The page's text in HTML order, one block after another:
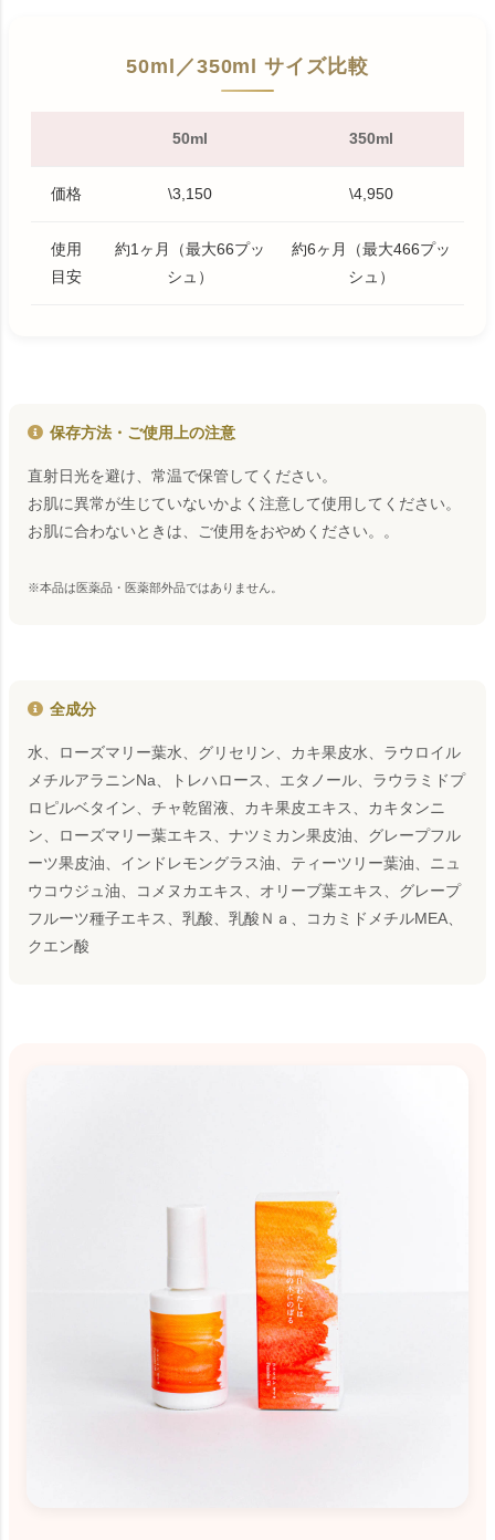
50ml／350ml サイズ比較
50ml 350ml
価格 \3,150 \4,950
使用
目安
約1ヶ月（最大66プッ
シュ）
約6ヶ月（最大466プッ
シュ）
保存方法・ご使用上の注意
直射日光を避け、常温で保管してください。
お肌に異常が生じていないかよく注意して使用してください。
お肌に合わないときは、ご使用をおやめください。。
※本品は医薬品・医薬部外品ではありません。
全成分
水、ローズマリー葉水、グリセリン、カキ果皮水、ラウロイル
メチルアラニンNa、トレハロース、エタノール、ラウラミドプ
ロピルベタイン、チャ乾留液、カキ果皮エキス、カキタンニ
ン、ローズマリー葉エキス、ナツミカン果皮油、グレープフル
ーツ果皮油、インドレモングラス油、ティーツリー葉油、ニュ
ウコウジュ油、コメヌカエキス、オリーブ葉エキス、グレープ
フルーツ種子エキス、乳酸、乳酸Ｎａ、コカミドメチルMEA、
クエン酸